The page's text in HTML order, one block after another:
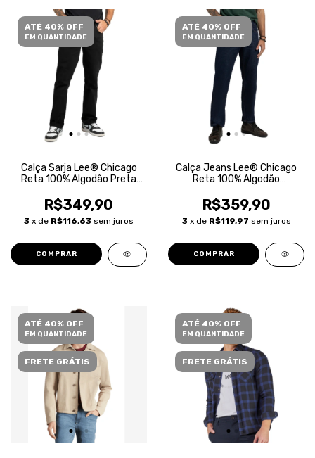
ATÉ 40% OFF
EM QUANTIDADE
Calça Sarja Lee® Chicago
Reta 100% Algodão Preta
R$349,90
3 x de R$116,63 sem juros
COMPRAR
ATÉ 40% OFF
EM QUANTIDADE
Calça Jeans Lee® Chicago
Reta 100% Algodão
R$359,90
3 x de R$119,97 sem juros
COMPRAR
ATÉ 40% OFF
EM QUANTIDADE
FRETE GRÁTIS
ATÉ 40% OFF
EM QUANTIDADE
FRETE GRÁTIS